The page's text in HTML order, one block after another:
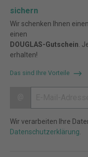
sichern
Wir schenken Ihnen einen
einen
DOUGLAS-Gutschein .
erhalten!
Das sind Ihre Vorteile
Wir verarbeiten Ihre
Datenschutzerklärung